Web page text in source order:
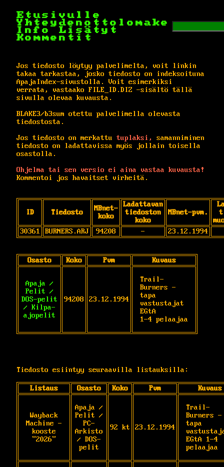
Etusivulle
Yhteydenottolomake
Info
Lisätyt
Kommentit
Jos tiedosto löytyy palvelimelta, voit linkin
takaa tarkastaa, josko tiedosto on indeksoituna
ApajaIndex-sivustolla. Voit esimerkiksi
verrata, vastaako FILE_ID.DIZ -sisältö tällä
sivulla olevaa kuvausta.
BLAKE3/b3sum otettu palvelimella olevasta
tiedostosta.
Jos tiedosto on merkattu tuplaksi,
samanniminen
tiedosto on ladattavissa myös jollain toisella
osastolla.
Ohjelma tai sen versio ei aina vastaa kuvausta!
Kommentoi jos havaitset virheitä.
ID Tiedosto
MBnet-
koko
Ladattavan
tiedoston
koko
MBnet-pvm.
30361
BURNERS.ARJ 94208 - 23.12.1994
Osasto Koko Pvm Kuvaus
Apaja /
Pelit /
DOS-pelit
/ Kilpa-
ajopelit
94208 23.12.1994
Trail-
Burners -
tapa
vastustajat
EGtA
1-4 pelaajaa
Tiedosto esiintyy seuraavilla listauksilla:
Listaus Osasto Koko Pvm Kuvaus
Wayback
Machine -
kooste
"2026"
Apaja /
Pelit /
PC-
Arkisto
/ DOS-
pelit
92 kt 23.12.1994
Trail-
Burners -
tapa
EGtA 1-4
pelaajaa